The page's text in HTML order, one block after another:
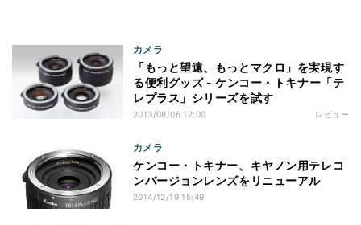
カメラ
「もっと望遠、もっとマクロ」を実現す
る便利グッズ - ケンコー・トキナー「テ
レプラス」シリーズを試す
2013/08/06 12:00 レビュー
カメラ
ケンコー・トキナー、キヤノン用テレコ
ンバージョンレンズをリニューアル
2014/12/19 15:49